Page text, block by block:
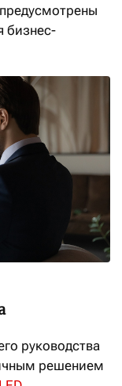
бизнес-
руководства
решением